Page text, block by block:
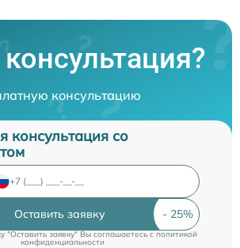
консультацию
консультация со
Оставить заявку
"Оставить заявку" Вы соглашаетесь cполитикой
конфиденциальности